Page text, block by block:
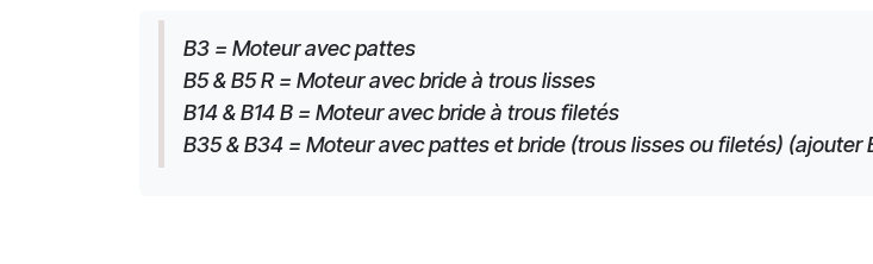
B3 = Moteur avec pattes
B5 & B5 R = Moteur avec bride à trous lisses
B14 & B14 B = Moteur avec bride à trous filetés
B35 & B34 = Moteur avec pattes et bride (trous lisses ou filetés) (ajouter